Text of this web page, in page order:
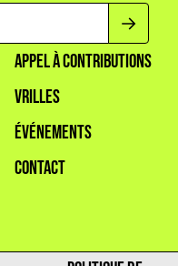
APPEL À CONTRIBUTIONS
VRILLES
ÉVÉNEMENTS
CONTACT